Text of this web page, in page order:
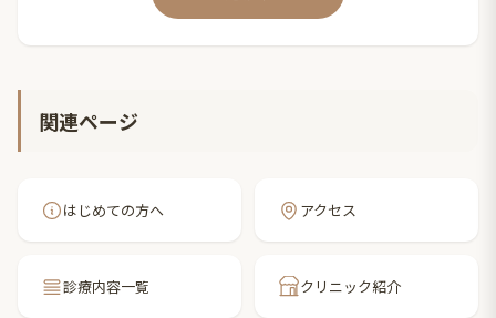
関連ページ
はじめての方へ アクセス
診療内容一覧 クリニック紹介